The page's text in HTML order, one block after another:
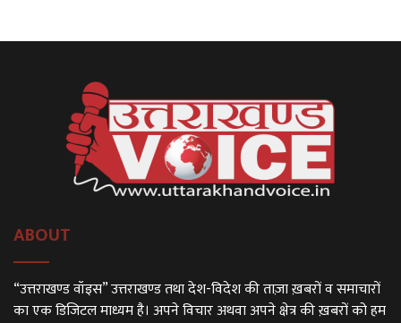
ABOUT
“उत्तराखण्ड वॉइस” उत्तराखण्ड तथा देश-विदेश की ताज़ा ख़बरों व समाचारों
का एक डिजिटल माध्यम है। अपने विचार अथवा अपने क्षेत्र की ख़बरों को हम